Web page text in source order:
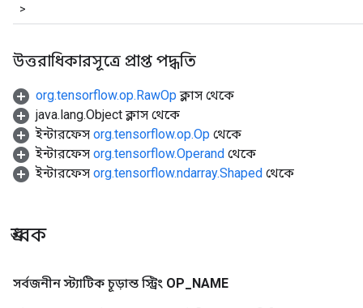
>
উত্তরাধিকারসূত্রে প্রাপ্ত পদ্ধতি
org.tensorflow.op.RawOp ক্লাস থেকে
java.lang.Object ক্লাস থেকে
ইন্টারফেস org.tensorflow.op.Op থেকে
ইন্টারফেস org.tensorflow.Operand থেকে
ইন্টারফেস org.tensorflow.ndarray.Shaped থেকে
ধ্রুবক
সর্বজনীন স্ট্যাটিক চূড়ান্ত স্ট্রিং OP NAME